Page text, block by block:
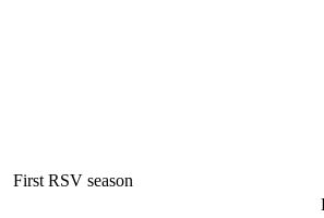
First RSV season